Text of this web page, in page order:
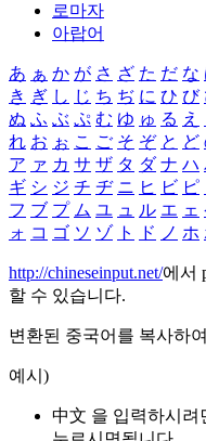
로마자
아랍어
あ ぁ か が さ ざ た だ な
き ぎ し じ ち ぢ に ひ び
ぬ ふ ぶ ぷ む ゆ ゅ る え
れ お ぉ こ ご そ ぞ と ど
ア ァ カ サ ザ タ ダ ナ ハ
ギ シ ジ チ ヂ ニ ヒ ビ ピ
フ ブ プ ム ユ ュ ル エ ェ
ォ コ ゴ ソ ゾ ト ド ノ ホ
http://chineseinput.net/에서
할 수 있습니다.
변환된 중국어를 복사하
예시)
中文 을 입력하시려